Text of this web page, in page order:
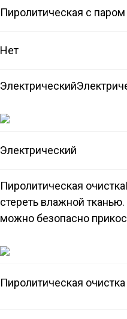
Пиролитическая с паром
Нет
Электрический
Электрический
Пиролитическая очистка
стереть влажной
можно безопасно
Пиролитическая очистка